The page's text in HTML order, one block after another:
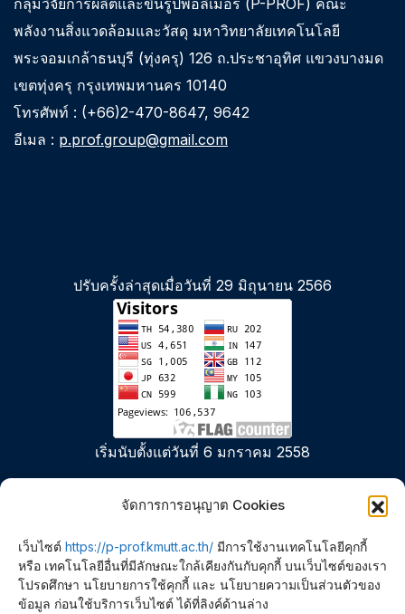
จัดการการอนุญาต Cookies
เว็บไซต์ https://p-prof.kmutt.ac.th/ มีการใช้งานเทคโนโลยีคุกกี้
หรือ เทคโนโลยีอื่นที่มีลักษณะใกล้เคียงกันกับคุกกี้ บนเว็บไซต์ของเรา
โปรดศึกษา นโยบายการใช้คุกกี้ และ นโยบายความเป็นส่วนตัวของ
ข้อมูล ก่อนใช้บริการเว็บไซต์ ได้ที่ลิงค์ด้านล่าง
พลังงานสิ่งแวดล้อมและวัสดุ มหาวิทยาลัยเทคโนโลยี
พระจอมเกล้าธนบุรี (ทุ่งครุ) 126 ถ.ประชาอุทิศ แขวงบางมด
เขตทุ่งครุ กรุงเทพมหานคร 10140
โทรศัพท์ : (+66)2-470-8647, 9642
อีเมล : p.prof.group@gmail.com
ปรับครั้งล่าสุดเมื่อวันที่ 29 มิถุนายน 2566
เริ่มนับตั้งแต่วันที่ 6 มกราคม 2558